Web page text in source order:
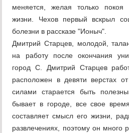
меняется, желая только покоя
жизни. Чехов первый вскрыл
болезни в рассказе "Ионыч".
Дмитрий Старцев, молодой,
на работу после окончания
город С. Дмитрий Старцев
расположен в девяти верстах
силами старается быть
бывает в городе, все свое
составляет смысл его жизни,
развлечениях, поэтому он много